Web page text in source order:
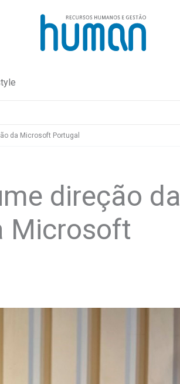
da Microsoft Portugal
direção da
Microsoft